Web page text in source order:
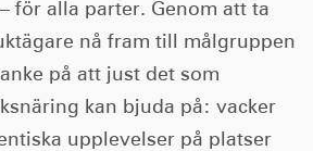
för alla parter. Genom att ta
nå fram till målgruppen
på att just det som
kan bjuda på: vacker
upplevelser på platser